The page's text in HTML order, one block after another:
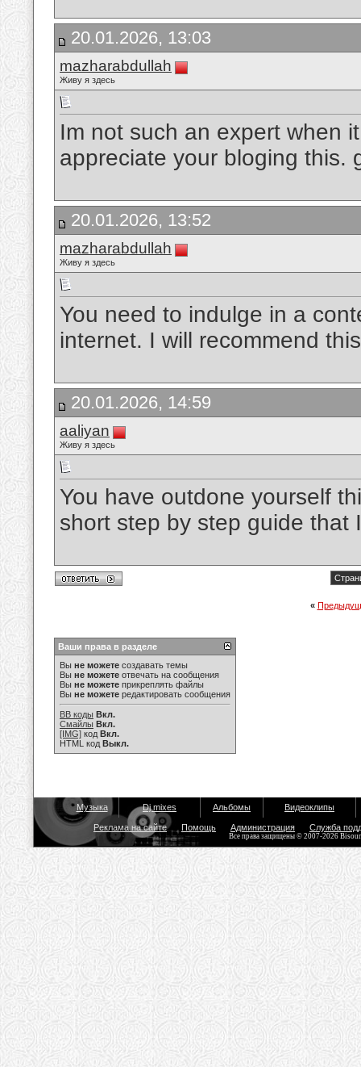
20.01.2026, 13:03
mazharabdullah
Живу я здесь
Im not such an expert when
appreciate your bloging this.
20.01.2026, 13:52
mazharabdullah
Живу я здесь
You need to indulge in a
internet. I will recommend
20.01.2026, 14:59
aaliyan
Живу я здесь
You have outdone yourself
short step by step guide
«
Ваши права в разделе
Вы не можете создавать темы
Вы не можете отвечать на сообщения
Вы не можете прикреплять файлы
Вы не можете редактировать сообщения
BB коды Вкл.
Смайлы Вкл.
[IMG] код Вкл.
HTML код Выкл.
Музыка Dj mixes Альбомы Видеоклипы
Реклама на сайте Помощь Администрация Служба
Все права защищены © 2007-2026